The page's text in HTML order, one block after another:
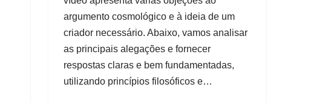
argumento cosmológico e à ideia de um
criador necessário. Abaixo, vamos analisar
as principais alegações e fornecer
respostas claras e bem fundamentadas,
utilizando princípios filosóficos e…